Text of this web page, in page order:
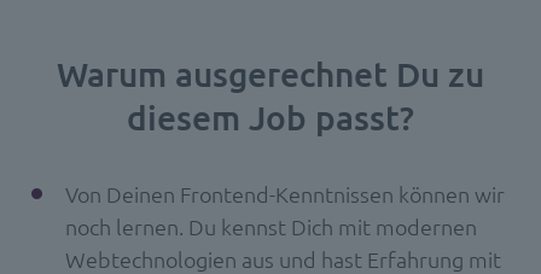
Warum ausgerechnet Du zu
diesem Job passt?
Von Deinen Frontend-Kenntnissen können wir
noch lernen. Du kennst Dich mit modernen
Webtechnologien aus und hast Erfahrung mit